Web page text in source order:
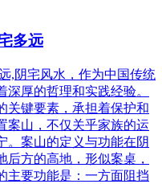
多远
,阴宅风水，作为中国传统
厚的哲理和实践经验。
关键要素，承担着保护和
案山，不仅关乎家族的运
。案山的定义与功能在阴
方的高地，形似案桌，
主要功能是：一方面阻挡